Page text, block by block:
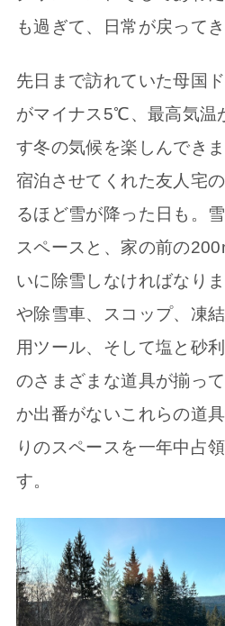
も過ぎて、日常が戻ってき
先日まで訪れていた母国
がマイナス5℃、最高気温
す冬の気候を楽しんでき
宿泊させてくれた友人宅
るほど雪が降った日も。
スペースと、家の前の
いに除雪しなければなり
や除雪車、スコップ、凍
用ツール、そして塩と砂
のさまざまな道具が揃っ
か出番がないこれらの道
りのスペースを一年中占
す。